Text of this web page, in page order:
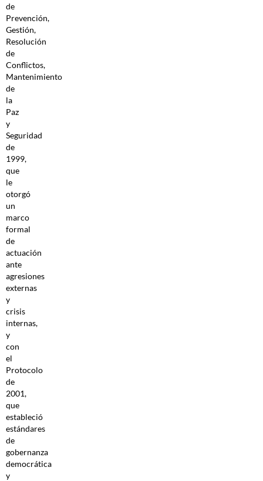
de
Prevención,
Gestión,
Resolución
de
Conflictos,
Mantenimiento
de
la
Paz
y
Seguridad
de
1999,
que
le
otorgó
un
marco
formal
de
actuación
ante
agresiones
externas
y
crisis
internas,
y
con
el
Protocolo
de
2001,
que
estableció
estándares
de
gobernanza
democrática
y